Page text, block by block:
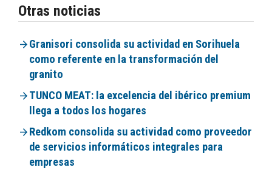
Otras noticias
Granisori consolida su actividad en Sorihuela
como referente en la transformación del
granito
TUNCO MEAT: la excelencia del ibérico premium
llega a todos los hogares
Redkom consolida su actividad como proveedor
de servicios informáticos integrales para
empresas